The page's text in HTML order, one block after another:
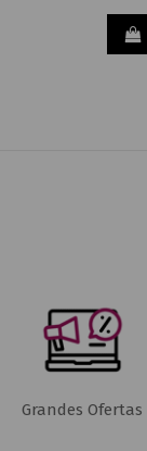
Grandes Ofertas